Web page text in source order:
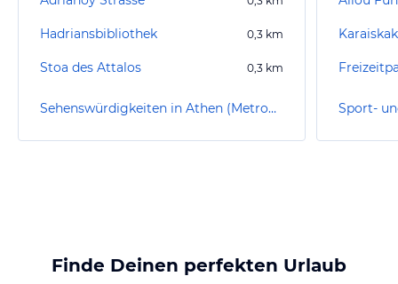
Hadriansbibliothek 0,3 km
Stoa des Attalos 0,3 km
Sehenswürdigkeiten in Athen (Metropolregion)
Finde Deinen perfekten Urlaub